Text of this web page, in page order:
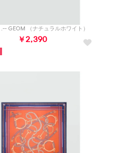
GEOM （ナチュラルホワイト）
￥2,390